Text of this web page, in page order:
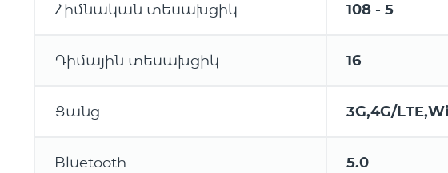
Հիմնական տեսախցիկ 108 - 5
Դիմային տեսախցիկ 16
Ցանց 3G,4G/
Bluetooth 5.0